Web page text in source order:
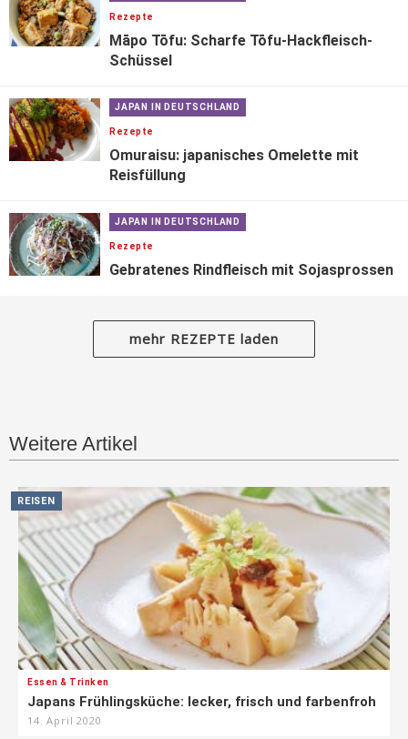
Rezepte
Māpo Tōfu: Scharfe Tōfu-Hackfleisch-
Schüssel
JAPAN IN DEUTSCHLAND
Rezepte
Omuraisu: japanisches Omelette mit
Reisfüllung
JAPAN IN DEUTSCHLAND
Rezepte
Gebratenes Rindfleisch mit Sojasprossen
mehr REZEPTE laden
Weitere Artikel
REISEN
Essen & Trinken
Japans Frühlingsküche: lecker, frisch und farbenfroh
14. April 2020